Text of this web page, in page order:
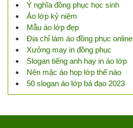
Ý nghĩa đồng phục học sinh
Áo lớp kỷ niệm
Mẫu áo lớp đẹp
Địa chỉ làm áo đồng phục online
Xưởng may in đồng phục
Slogan tiếng anh hay in áo lớp
Nên mặc áo họp lớp thế nào
50 slogan áo lớp bá đạo 2023